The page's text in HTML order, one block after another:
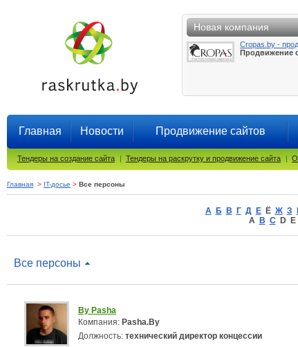
Новая компания
Cropas.by -
Продвижение
Главная Новости Продвижение сайтов
Тендеры на создание сайта | Тендеры на раскрутку и продвижение сайта |
Главная > IT-досье > Все персоны
А Б В Г Д ЕЁ Ж З
A B CD E
Все персоны
By Pasha
Компания: Pasha.By
Должность: технический директор концессии